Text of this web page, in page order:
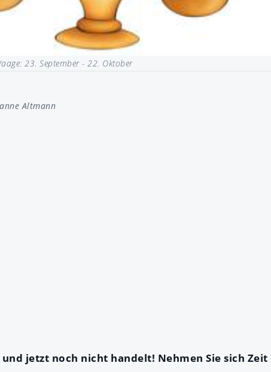
23. September - 22. Oktober
Altmann
jetzt noch nicht handelt! Nehmen Sie sich